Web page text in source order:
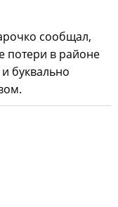
сообщал,
потери в районе
буквально